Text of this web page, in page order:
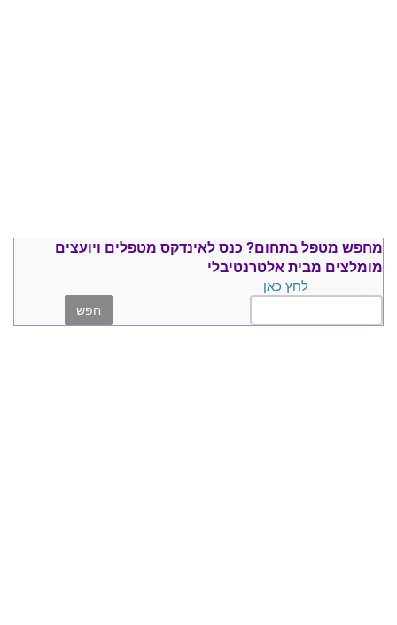
מחפש מטפל בתחום? כנס לאינדקס מטפלים ויועצים
מומלצים מבית אלטרנטיבלי
לחץ כאן